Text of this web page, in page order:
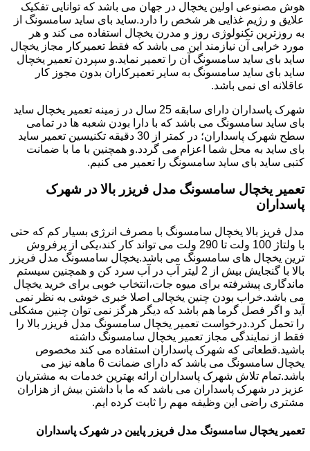
هوش مصنوعی اولین یخچال در جهان می باشد که توانایی تفکیک
علایق و رژیم غذایی هر شخص را دارد.ساید بای ساید سامسونگ از
به روزترین تکنولوژی روز و مدرن یخچال استفاده می کند و هر
مورد خرابی آن نیازمند این می باشد که فقط تعمیرکار مجاز یخچال
ساید بای ساید سامسونگ آن را تعمیر نماید.و سپردن تعمیر یخچال
ساید بای ساید سامسونگ به سایر تعمیرکاران بدون مجوز کار
عاقلانه ای نمی باشد.
شهرک پاسداران دارای سابقه 25 سال در زمینه تعمیر یخچال ساید
بای ساید سامسونگ می باشد که با دارا بودن شعبه ها در تمامی
سطح شهرک پاسداران؛ در کمتر از 30 دقیقه تکنیسین تعمیر ساید
بای ساید به محل شما اعزام می گردد.و همچنین با ما با ضمانت
کتبی ساید بای ساید سامسونگ را تعمیر می کنیم.
تعمیر یخچال سامسونگ مدل فریزر بالا در شهرک
پاسداران
مدل فریز بالا یخچال سامسونگ با مصرف انرژی بسیار کم که حتی
با ولتاژ 100 ولت تا 290 ولت می تواند کار کند،یکی از پرفروش
ترین یخچال های سامسونگ می باشد.یخچال سامسونگ مدل فریزر
بالا با گنجایش بیش از 2 لیتر آب در آب سرد کن و همچنین سیستم
ماندگاری پیشرفته برای میوه جات،انتخاب خوبی برای خرید یخچال
می باشد.خراب بودن چنین یخچالی اصلا خبری خوشی به نظر نمی
آید و اگر فصل گرما هم باشد که دیگر هرگز نمی توان چنین مشکلی
را تحمل کرد.درخواست تعمیر یخچال سامسونگ مدل فریزر بالا را
فقط از نمایندگی مجاز تعمیر یخچال سامسونگ داشته
باشید.قطعاتی که شهرک پاسداران استفاده می کند مخصوص
یخچال سامسونگ می باشد که دارای ضمانت 6 ماهه نیز می
باشد.تمام تلاش شهرک پاسداران ارائه بهترین خدمات به مشتریان
عزیز در شهرک پاسداران می باشد که ما با داشتن بیش از هزاران
مشتری راضی این وظیفه مهم را ثابت کرده ایم.
تعمیر یخچال سامسونگ مدل فریزر پایین در شهرک پاسداران